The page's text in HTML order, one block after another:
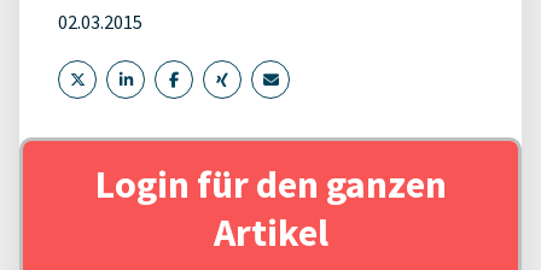
02.03.2015
Login für den ganzen
Artikel